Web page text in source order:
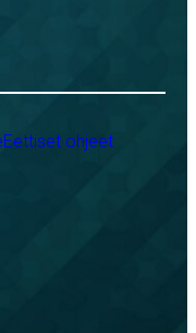
Eettiset ohjeet